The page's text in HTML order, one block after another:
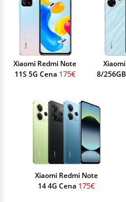
Xiaomi Redmi Note
11S 5G Cena 175€
8/
Xiaomi Redmi Note
14 4G Cena 175€